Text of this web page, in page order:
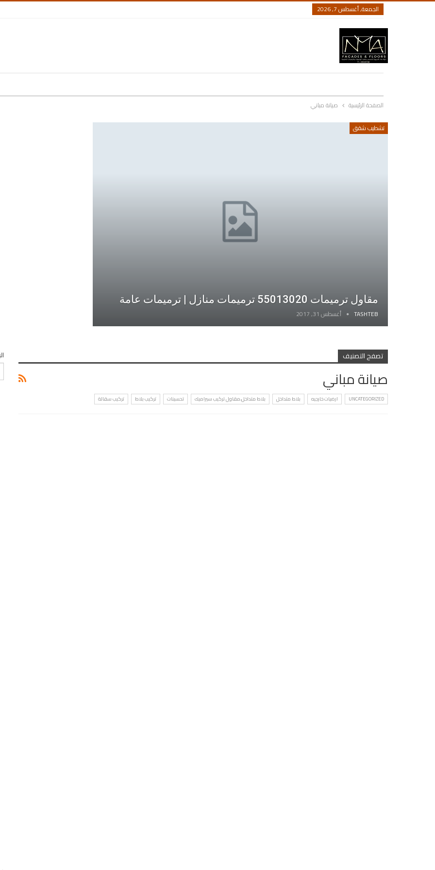
الجمعة, أغسطس 7, 2026
الصفحة الرئيسية صيانة مباني
تشطيب شقق
مقاول ترميمات 55013020 ترميمات منازل | ترميمات عامة
TASHTEB أغسطس 31, 2017
تصفح التصنيف
صيانة مباني
UNCATEGORIZED ارضيات خارجيه بلاط متداخل بلاط متداخل،مقاول تركيب سيراميك تحسينات تركيب بلاط تركيب سقالة